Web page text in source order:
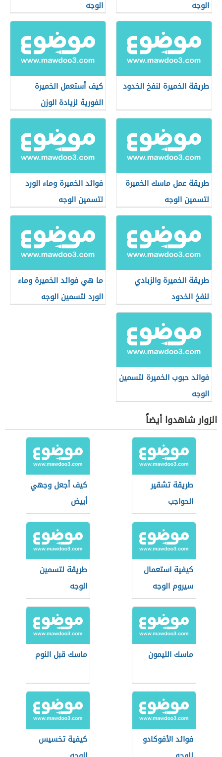
الوجه الوجه
طريقة الخميرة لنفخ الخدود
كيف أستعمل الخميرة
الفورية لزيادة الوزن
طريقة عمل ماسك الخميرة
لتسمين الوجه
فوائد الخميرة وماء الورد
لتسمين الوجه
طريقة الخميرة والزبادي
لنفخ الخدود
ما هي فوائد الخميرة وماء
الورد لتسمين الوجه
فوائد حبوب الخميرة لتسمين
الوجه
الزوار شاهدوا أيضاً
طريقة تشقير
الحواجب
كيف أجعل وجهي
أبيض
كيفية استعمال
سيروم الوجه
طريقة لتسمين
الوجه
ماسك الليمون ماسك قبل النوم
فوائد الأفوكادو
كيفية تخسيس